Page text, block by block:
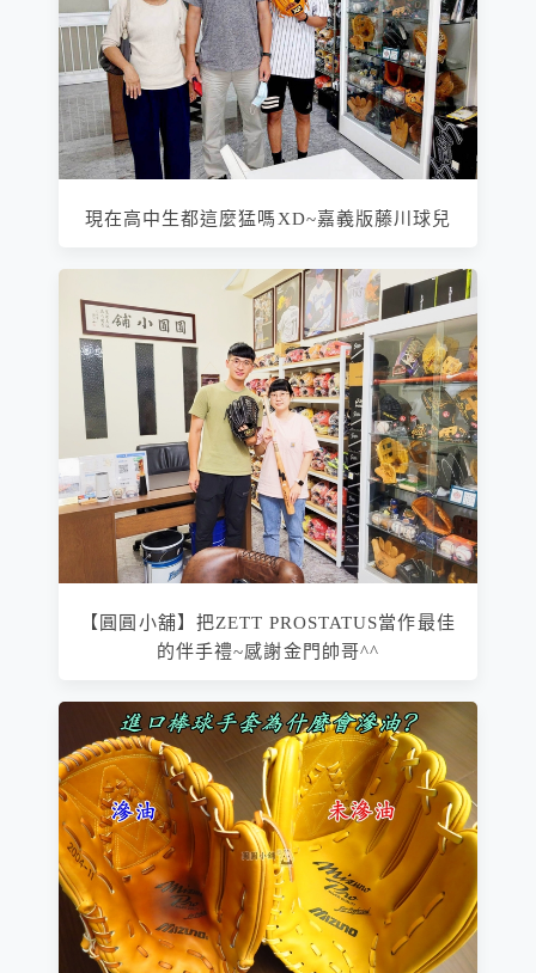
現在高中生都這麼猛嗎XD~嘉義版藤川球兒
【圓圓小舖】把ZETT PROSTATUS當作最佳
的伴手禮~感謝金門帥哥^^